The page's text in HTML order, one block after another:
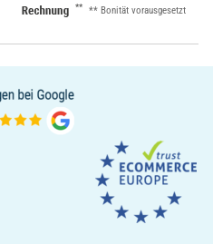
** ** Bonität vorausgesetzt